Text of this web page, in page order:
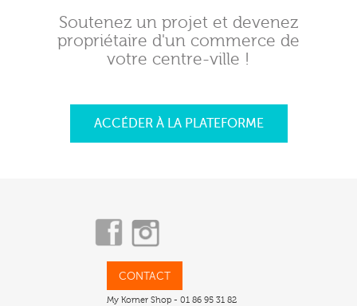
Soutenez un projet et devenez
propriétaire d'un commerce de
votre centre-ville !
ACCÉDER À LA PLATEFORME
CONTACT
My Korner Shop - 01 86 95 31 82